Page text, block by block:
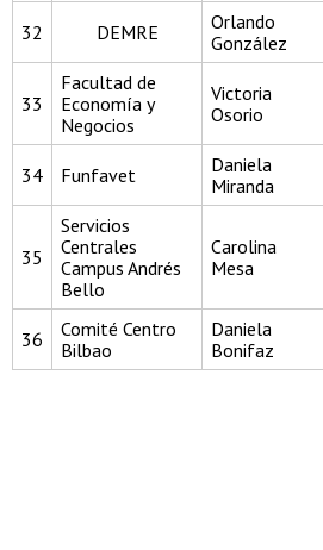
32 DEMRE
Orlando
González
33
Facultad de
Economía y
Negocios
Victoria
Osorio
34 Funfavet
Daniela
Miranda
35
Servicios
Centrales
Campus Andrés
Bello
Carolina
Mesa
36
Comité Centro
Bilbao
Daniela
Bonifaz